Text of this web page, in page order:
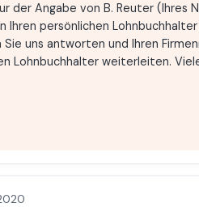
der Angabe von B. Reuter (Ihres
Ihren persönlichen
Sie uns antworten und Ihren
Lohnbuchhalter weiterleiten.